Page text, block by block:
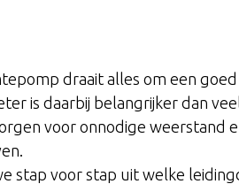
draait alles om een
is daarbij belangrijker dan
voor onnodige
stap voor stap uit welke